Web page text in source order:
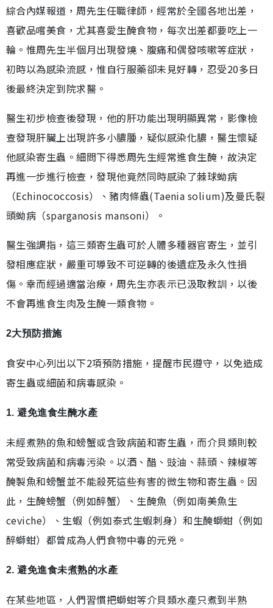
綜合內媒報道，周先生任職律師，經常於全國各地出差，
喜歡品嚐美食，尤其喜愛生醃食物，每次出差都要吃上一
輪。惟周先生半個月出現發燒、腹痛和偶發咳嗽等症狀，
初時以為感染流感，惟自行服藥卻未見好轉，忍受20多日
後最終決定到院求醫。
醫生初步檢查後發現，他的肝功能出現明顯異常，影像檢
查發現肝臟上出現許多小膿腫，疑似感染化膿，醫生懷疑
他感染寄生蟲。細問下得悉周先生經常進食生醃，故決定
再進一步進行檢查，發現他竟然同時感染了棘球蚴病
（Echinococcosis）、豬肉條蟲(Taenia solium)及曼氏裂
頭蚴病（sparganosis mansoni）。
醫生強調指，這三類寄生蟲可於人體多種器官寄生，並引
發相應症狀，嚴重可導致不可逆轉的後遺症及永久性損
傷。幸而經過適當治療，周先生亦表示已汲取教訓，以後
不會再進食生肉及生醃一類食物。
2大預防措施
食安中心列出以下2項預防措施，提醒市民遵守，以免造成
寄生蟲或細菌和病毒感染。
1. 避免進食生醃水產
未經煮熟的魚和螃蟹或含致病菌和寄生蟲，而介貝類則較
常受致病菌和病毒污染。以酒、醋、豉油、蒜頭、辣椒等
醃製魚和螃蟹並不能殺死這些有害的微生物和寄生蟲。因
此，生醃螃蟹（例如醉蟹）、生醃魚（例如南美魚生
ceviche）、生蝦（例如泰式生蝦刺身）和生醃螄蚶（例如
醉螄蚶）都曾成為人們食物中毒的元兇。
2. 避免進食未煮熟的水產
在某些地區，人們習慣把螄蚶等介貝類水產只煮到半熟